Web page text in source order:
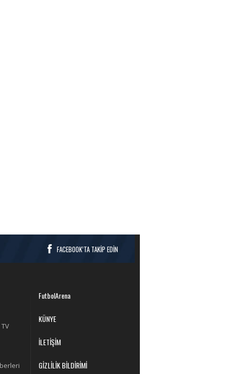
FACEBOOK’TA TAKİP EDİN
FutbolArena
KÜNYE
İLETİŞİM
GİZLİLİK BİLDİRİMİ